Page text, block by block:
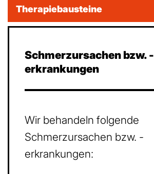
Therapiebausteine
Schmerzursachen bzw. -
erkrankungen
Wir behandeln folgende
Schmerzursachen bzw. -
erkrankungen: